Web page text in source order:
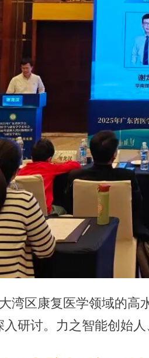
湾区康复医学领域的高
研讨。力之智能创始